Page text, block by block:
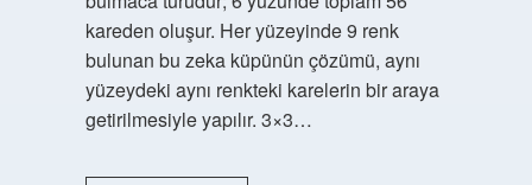
kareden oluşur. Her yüzeyinde 9 renk
bulunan bu zeka küpünün çözümü, aynı
yüzeydeki aynı renkteki karelerin bir araya
getirilmesiyle yapılır. 3×3…